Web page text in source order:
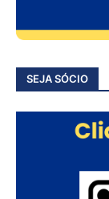
SEJA SÓCIO